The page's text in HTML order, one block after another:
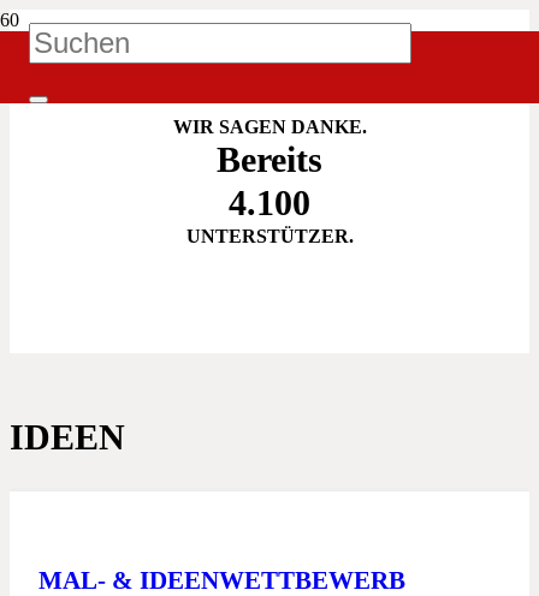
WIR SAGEN DANKE.
Bereits
4.100
UNTERSTÜTZER.
IDEEN
MAL- & IDEENWETTBEWERB